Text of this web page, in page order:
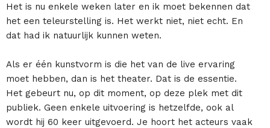
Het is nu enkele weken later en ik moet bekennen dat
het een teleurstelling is. Het werkt niet, niet echt. En
dat had ik natuurlijk kunnen weten.
Als er één kunstvorm is die het van de live ervaring
moet hebben, dan is het theater. Dat is de essentie.
Het gebeurt nu, op dit moment, op deze plek met dit
publiek. Geen enkele uitvoering is hetzelfde, ook al
wordt hij 60 keer uitgevoerd. Je hoort het acteurs vaak